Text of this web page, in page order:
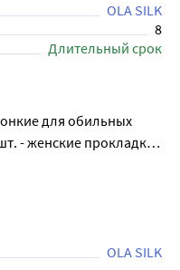
OLA SILK
8
Длительный срок
для обильных
- женские прокладки
без аромата.
Быстро
ее обратно
OLA SILK